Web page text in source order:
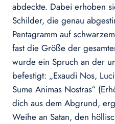
abdeckte. Dabei erhoben
Schilder, die genau
Pentagramm auf
fast die Größe der
wurde ein Spruch an der
befestigt: „Exaudi Nos,
Sume Animas Nostras“
dich aus dem Abgrund,
Weihe an Satan, den